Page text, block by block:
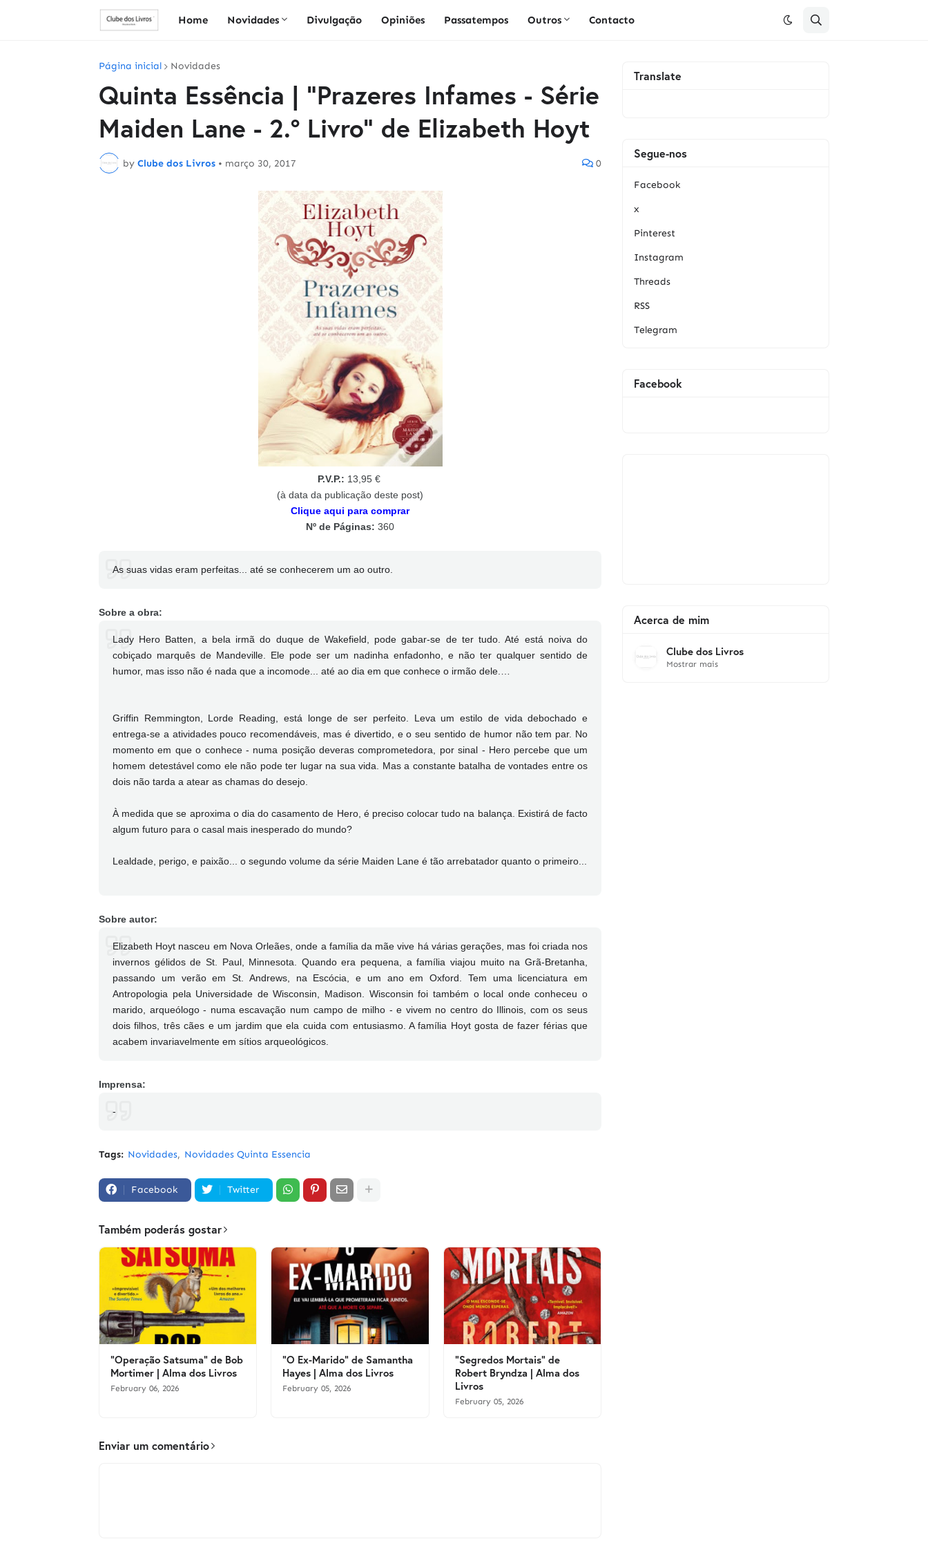
Home Novidades Divulgação Opiniões Passatempos Outros Contacto
Página inicial Novidades
Quinta Essência | "Prazeres Infames - Série
Maiden Lane - 2.º Livro" de Elizabeth Hoyt
by Clube dos Livros • março 30, 2017 0
P.V.P.: 13,95 €
(à data da publicação deste post)
Clique aqui para comprar
Nº de Páginas: 360
As suas vidas eram perfeitas... até se conhecerem um ao outro.
Sobre a obra:
Lady Hero Batten, a bela irmã do duque de Wakefield, pode gabar-se de ter tudo. Até está noiva do
cobiçado marquês de Mandeville. Ele pode ser um nadinha enfadonho, e não ter qualquer sentido de
humor, mas isso não é nada que a incomode... até ao dia em que conhece o irmão dele.…
Griffin Remmington, Lorde Reading, está longe de ser perfeito. Leva um estilo de vida debochado e
entrega-se a atividades pouco recomendáveis, mas é divertido, e o seu sentido de humor não tem par. No
momento em que o conhece - numa posição deveras comprometedora, por sinal - Hero percebe que um
homem detestável como ele não pode ter lugar na sua vida. Mas a constante batalha de vontades entre os
dois não tarda a atear as chamas do desejo.
À medida que se aproxima o dia do casamento de Hero, é preciso colocar tudo na balança. Existirá de facto
algum futuro para o casal mais inesperado do mundo?
Lealdade, perigo, e paixão... o segundo volume da série Maiden Lane é tão arrebatador quanto o primeiro...
Sobre autor:
Elizabeth Hoyt nasceu em Nova Orleães, onde a família da mãe vive há várias gerações, mas foi criada nos
invernos gélidos de St. Paul, Minnesota. Quando era pequena, a família viajou muito na Grã-Bretanha,
passando um verão em St. Andrews, na Escócia, e um ano em Oxford. Tem uma licenciatura em
Antropologia pela Universidade de Wisconsin, Madison. Wisconsin foi também o local onde conheceu o
marido, arqueólogo - numa escavação num campo de milho - e vivem no centro do Illinois, com os seus
dois filhos, três cães e um jardim que ela cuida com entusiasmo. A família Hoyt gosta de fazer férias que
acabem invariavelmente em sítios arqueológicos.
Imprensa:
-
Tags: Novidades Novidades Quinta Essencia
Facebook Twitter
Também poderás gostar
"Operação Satsuma" de Bob
Mortimer | Alma dos Livros
February 06, 2026
"O Ex-Marido" de Samantha
Hayes | Alma dos Livros
February 05, 2026
"Segredos Mortais" de
Robert Bryndza | Alma dos
Livros
February 05, 2026
Enviar um comentário
Translate
Segue-nos
Facebook
x
Pinterest
Instagram
Threads
RSS
Telegram
Facebook
Acerca de mim
Clube dos Livros
Mostrar mais